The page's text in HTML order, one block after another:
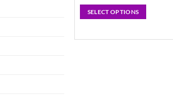
SELECT OPTIONS